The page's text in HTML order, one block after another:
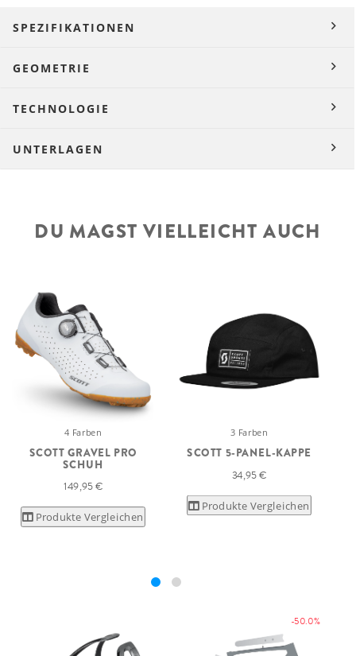
SPEZIFIKATIONEN
GEOMETRIE
TECHNOLOGIE
UNTERLAGEN
DU MAGST VIELLEICHT AUCH
4 Farben
SCOTT GRAVEL PRO
SCHUH
149,95 €
Produkte Vergleichen
3 Farben
SCOTT 5-PANEL-KAPPE
34,95 €
Produkte Vergleichen
-50.0%